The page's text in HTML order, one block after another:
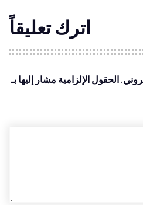
اترك تعليقاً
الحقول الإلزامية مشار إليها بـ